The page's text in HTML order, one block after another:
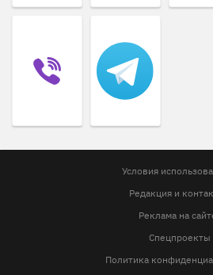
Условия
Редакция и
Реклама на
Спецпроекты
Политика